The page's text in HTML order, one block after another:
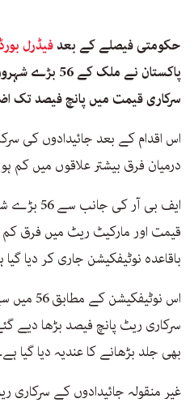
حکومتی فیصلے کے بعدفیڈرل
پاکستان نے
سرکاری قیمت میں پانچ فیصد تک
اس اقدام کے بعد جائیدادوں کی
درمیان فرق بیشتر علاقوں میں کم ہو کر 20 فیصد رہ
ایف بی آر
باقاعدہ نوٹیفکیشن جاری کر دیا گیا
بھی جلد بڑھانے کا عندیہ دیا گیا
غیر منقولہ جائیدادوں کے